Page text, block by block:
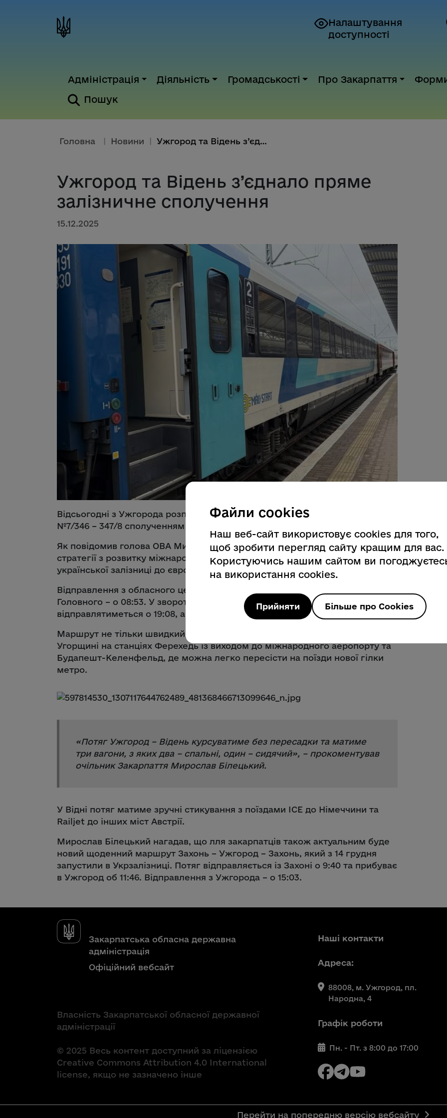
Налаштування
доступності
Адміністрація Діяльність Громадськості Про Закарпаття
Пошук
Головна Новини Ужгород та Відень з’єднало пря...
Ужгород та Відень з’єднало пряме
залізничне сполучення
15.12.2025
Відсьогодні з Ужгорода розпочав курсувати новий щоденний нічний поїзд
№7/346 – 347/8 сполученням з Віднем.
Як повідомив голова ОВА Мирослав Білецький, цей крок є частиною
стратегії з розвитку міжнародної логістики та поглиблення інтеграції
української залізниці до європейської транспортної мережі.
Відправлення з обласного центру Закарпаття о 23:19, прибуття до Відня
Головного – о 08:53. У зворотному напрямку зі столиці Австрії потяг
відправлятиметься о 19:08, а до Ужгорода прибуватиме о 06:15.
Маршрут не тільки швидкий, а й зручний, адже передбачає зупинки в
Угорщині на станціях Ферехедь із виходом до міжнародного аеропорту та
Будапешт-Келенфельд, де можна легко пересісти на поїзди нової гілки
метро.
«Потяг Ужгород – Відень курсуватиме без пересадки та матиме
три вагони, з яких два – спальні, один – сидячий», – прокоментував
очільник Закарпаття Мирослав Білецький.
У Відні потяг матиме зручні стикування з поїздами ICE до Німеччини та
Railjet до інших міст Австрії.
Мирослав Білецький нагадав, що лля закарпатців також актуальним буде
новий щоденний маршрут Захонь – Ужгород – Захонь, який з 14 грудня
запустили в Укрзалізниці. Потяг відправляється із Захоні о 9:40 та прибуває
в Ужгород об 11:46. Відправлення з Ужгорода – о 15:03.
Закарпатська обласна державна
адміністрація
Офіційний вебсайт
Власність Закарпатської обласної державної
адміністрації
© 2025 Весь контент доступний за ліцензією
Creative Commons Attribution 4.0 International
license, якщо не зазначено інше
Наші контакти
Адреса:
88008, м. Ужгород, пл.
Народна, 4
Графік роботи
Пн. - Пт. з 8:00 до 17:00
Перейти на попередню версію вебсайту
Файли cookies
Наш веб-сайт використовує cookies для того,
щоб зробити перегляд сайту кращим для вас.
Користуючись нашим сайтом ви
на використання cookies.
Прийняти Більше про Cookies